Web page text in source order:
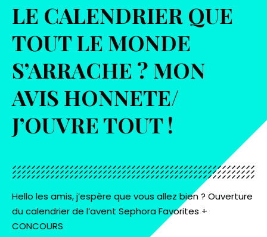
LE CALENDRIER QUE
TOUT LE MONDE
S’ARRACHE ? MON
AVIS HONNETE/
J’OUVRE TOUT !
Hello les amis, j’espère que vous allez bien ? Ouverture
du calendrier de l’avent Sephora Favorites +
CONCOURS